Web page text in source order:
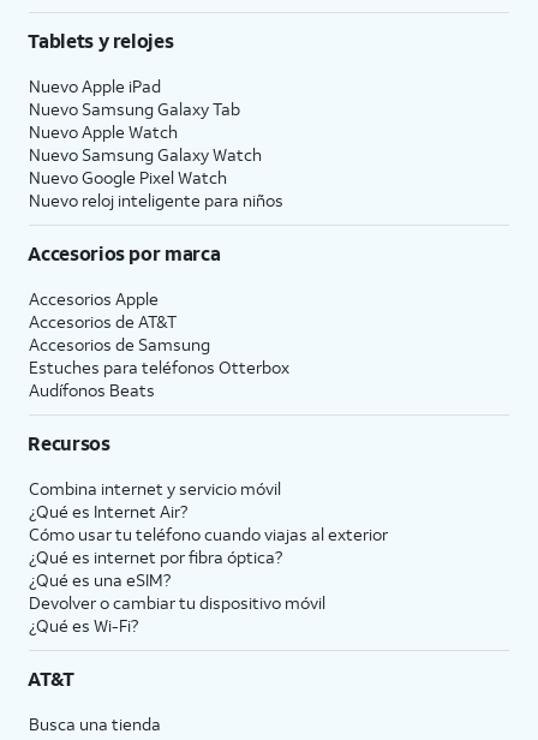
Tablets y relojes
Nuevo Apple iPad
Nuevo Samsung Galaxy Tab
Nuevo Apple Watch
Nuevo Samsung Galaxy Watch
Nuevo Google Pixel Watch
Nuevo reloj inteligente para niños
Accesorios por marca
Accesorios Apple
Accesorios de AT&T
Accesorios de Samsung
Estuches para teléfonos Otterbox
Audífonos Beats
Recursos
Combina internet y servicio móvil
¿Qué es Internet Air?
Cómo usar tu teléfono cuando viajas al exterior
¿Qué es internet por fibra óptica?
¿Qué es una eSIM?
Devolver o cambiar tu dispositivo móvil
¿Qué es Wi-Fi?
AT&T
Busca una tienda